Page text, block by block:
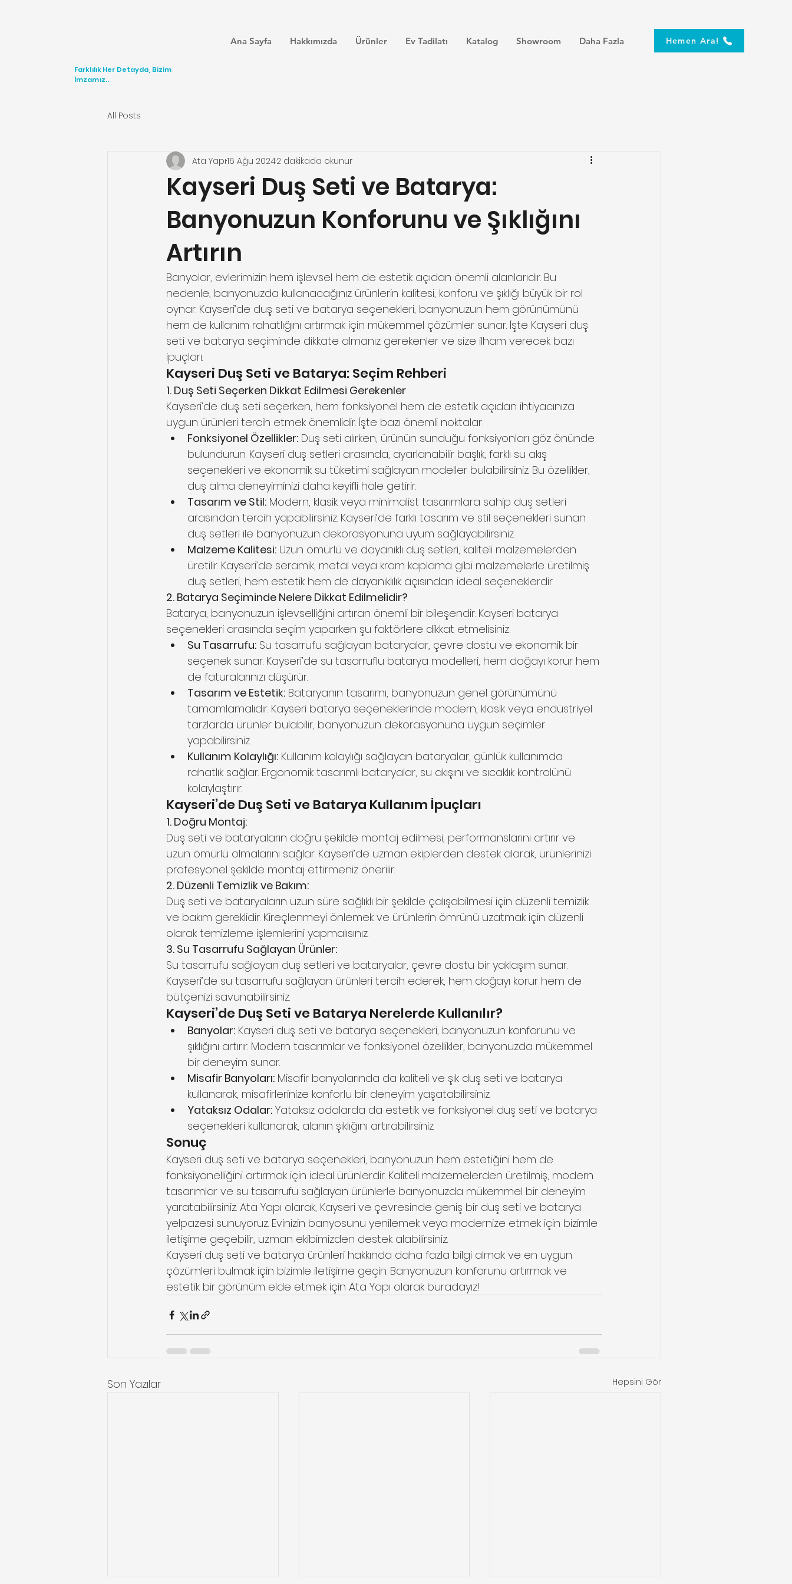
Farklılık Her Detayda, Bizim
İmzamız..
Ana Sayfa Hakkımızda Ürünler Ev Tadilatı Katalog Showroom Daha Fazla Hemen Ara!
All Posts
Kayseri Duş Seti ve Batarya:
Banyonuzun Konforunu ve Şıklığını
Artırın
Ata Yapı16 Ağu 20242 dakikada okunur
Banyolar, evlerimizin hem işlevsel hem de estetik açıdan önemli alanlarıdır. Bu
nedenle, banyonuzda kullanacağınız ürünlerin kalitesi, konforu ve şıklığı büyük bir rol
oynar. Kayseri’de duş seti ve batarya seçenekleri, banyonuzun hem görünümünü
hem de kullanım rahatlığını artırmak için mükemmel çözümler sunar. İşte Kayseri duş
seti ve batarya seçiminde dikkate almanız gerekenler ve size ilham verecek bazı
ipuçları.
Kayseri Duş Seti ve Batarya: Seçim Rehberi
1. Duş Seti Seçerken Dikkat Edilmesi Gerekenler
Kayseri’de duş seti seçerken, hem fonksiyonel hem de estetik açıdan ihtiyacınıza
uygun ürünleri tercih etmek önemlidir. İşte bazı önemli noktalar:
Fonksiyonel Özellikler: Duş seti alırken, ürünün sunduğu fonksiyonları göz önünde
bulundurun. Kayseri duş setleri arasında, ayarlanabilir başlık, farklı su akış
seçenekleri ve ekonomik su tüketimi sağlayan modeller bulabilirsiniz. Bu özellikler,
duş alma deneyiminizi daha keyifli hale getirir.
Tasarım ve Stil: Modern, klasik veya minimalist tasarımlara sahip duş setleri
arasından tercih yapabilirsiniz. Kayseri’de farklı tasarım ve stil seçenekleri sunan
duş setleri ile banyonuzun dekorasyonuna uyum sağlayabilirsiniz.
Malzeme Kalitesi: Uzun ömürlü ve dayanıklı duş setleri, kaliteli malzemelerden
üretilir. Kayseri’de seramik, metal veya krom kaplama gibi malzemelerle üretilmiş
duş setleri, hem estetik hem de dayanıklılık açısından ideal seçeneklerdir.
2. Batarya Seçiminde Nelere Dikkat Edilmelidir?
Batarya, banyonuzun işlevselliğini artıran önemli bir bileşendir. Kayseri batarya
seçenekleri arasında seçim yaparken şu faktörlere dikkat etmelisiniz:
Su Tasarrufu: Su tasarrufu sağlayan bataryalar, çevre dostu ve ekonomik bir
seçenek sunar. Kayseri’de su tasarruflu batarya modelleri, hem doğayı korur hem
de faturalarınızı düşürür.
Tasarım ve Estetik: Bataryanın tasarımı, banyonuzun genel görünümünü
tamamlamalıdır. Kayseri batarya seçeneklerinde modern, klasik veya endüstriyel
tarzlarda ürünler bulabilir, banyonuzun dekorasyonuna uygun seçimler
yapabilirsiniz.
Kullanım Kolaylığı: Kullanım kolaylığı sağlayan bataryalar, günlük kullanımda
rahatlık sağlar. Ergonomik tasarımlı bataryalar, su akışını ve sıcaklık kontrolünü
kolaylaştırır.
Kayseri’de Duş Seti ve Batarya Kullanım İpuçları
1. Doğru Montaj:
Duş seti ve bataryaların doğru şekilde montaj edilmesi, performanslarını artırır ve
uzun ömürlü olmalarını sağlar. Kayseri’de uzman ekiplerden destek alarak, ürünlerinizi
profesyonel şekilde montaj ettirmeniz önerilir.
2. Düzenli Temizlik ve Bakım:
Duş seti ve bataryaların uzun süre sağlıklı bir şekilde çalışabilmesi için düzenli temizlik
ve bakım gereklidir. Kireçlenmeyi önlemek ve ürünlerin ömrünü uzatmak için düzenli
olarak temizleme işlemlerini yapmalısınız.
3. Su Tasarrufu Sağlayan Ürünler:
Su tasarrufu sağlayan duş setleri ve bataryalar, çevre dostu bir yaklaşım sunar.
Kayseri’de su tasarrufu sağlayan ürünleri tercih ederek, hem doğayı korur hem de
bütçenizi savunabilirsiniz.
Kayseri’de Duş Seti ve Batarya Nerelerde Kullanılır?
Banyolar: Kayseri duş seti ve batarya seçenekleri, banyonuzun konforunu ve
şıklığını artırır. Modern tasarımlar ve fonksiyonel özellikler, banyonuzda mükemmel
bir deneyim sunar.
Misafir Banyoları: Misafir banyolarında da kaliteli ve şık duş seti ve batarya
kullanarak, misafirlerinize konforlu bir deneyim yaşatabilirsiniz.
Yataksız Odalar: Yataksız odalarda da estetik ve fonksiyonel duş seti ve batarya
seçenekleri kullanarak, alanın şıklığını artırabilirsiniz.
Sonuç
Kayseri duş seti ve batarya seçenekleri, banyonuzun hem estetiğini hem de
fonksiyonelliğini artırmak için ideal ürünlerdir. Kaliteli malzemelerden üretilmiş, modern
tasarımlar ve su tasarrufu sağlayan ürünlerle banyonuzda mükemmel bir deneyim
yaratabilirsiniz. Ata Yapı olarak, Kayseri ve çevresinde geniş bir duş seti ve batarya
yelpazesi sunuyoruz. Evinizin banyosunu yenilemek veya modernize etmek için bizimle
iletişime geçebilir, uzman ekibimizden destek alabilirsiniz.
Kayseri duş seti ve batarya ürünleri hakkında daha fazla bilgi almak ve en uygun
çözümleri bulmak için bizimle iletişime geçin. Banyonuzun konforunu artırmak ve
estetik bir görünüm elde etmek için Ata Yapı olarak buradayız!
Son Yazılar Hepsini Gör